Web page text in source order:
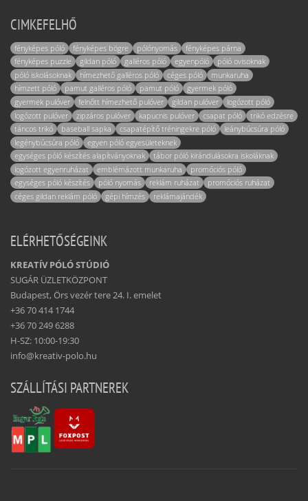
CIMKEFELHŐ
fényképes póló fényképes bögre pólónyomás
fényképes párna
fényképes puzzle
gildan póló galléros póló egyenpóló
póló ovisoknak
póló iskolásoknak
hímezhető galléros póló céges póló
munkaruha
hímzett póló
pamut galléros póló pamut póló
gyermek póló
gyermek pulóver
felnőtt hímezhető pulóver gildan pulóver
logózott póló
logózott pulóver
zipzáros pulóver kapucnis pulóver csapat póló
trikó edzésre
táncos trikó
baseball sapka csapatépítő tréningekre póló
leánybúcsúra póló
legénybúcsúra póló
egyen póló egyesületeknek
egységes póló készítés alapítványoknak
tábor póló kirándulásokra iskoláknak
logózott egyenruházat
emblémázott munkaruha
promóciós póló
egységes póló készítés
póló nyomás reklám ruházat
promóciós ruházat
céges gildan reklám póló
gépi hímzés reklámajándék
ELÉRHETŐSÉGEINK
KREATÍV PÓLÓ STÚDIÓ
SUGÁR ÜZLETKÖZPONT
Budapest, Örs vezér tere 24. I. emelet
+36 70 414 1744
+36 70 249 6288
H-SZ: 10:00-19:30
info@kreativ-polo.hu
SZÁLLÍTÁSI PARTNEREK